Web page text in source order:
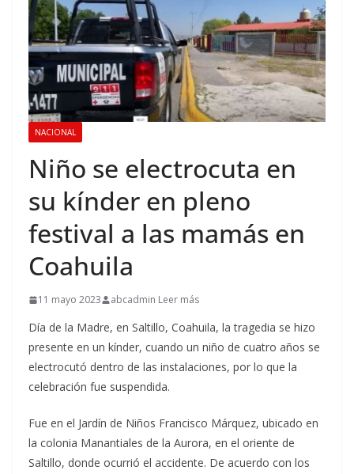
NACIONAL
Niño se electrocuta en
su kínder en pleno
festival a las mamás en
Coahuila
11 mayo 2023 abcadmin Leer más
Día de la Madre, en Saltillo, Coahuila, la tragedia se hizo
presente en un kínder, cuando un niño de cuatro años se
electrocutó dentro de las instalaciones, por lo que la
celebración fue suspendida.
Fue en el Jardín de Niños Francisco Márquez, ubicado en
la colonia Manantiales de la Aurora, en el oriente de
Saltillo, donde ocurrió el accidente. De acuerdo con los